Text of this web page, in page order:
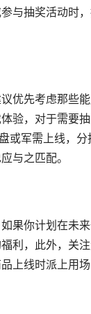
与抽奖活动时
优先考虑那些
验，对于需要
或军需上线，
与之匹配。
果你计划在未
利，此外，关
上线时派上用